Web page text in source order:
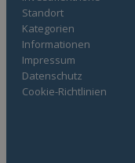
Standort
Kategorien
Informationen
Impressum
Datenschutz
Cookie-Richtlinien